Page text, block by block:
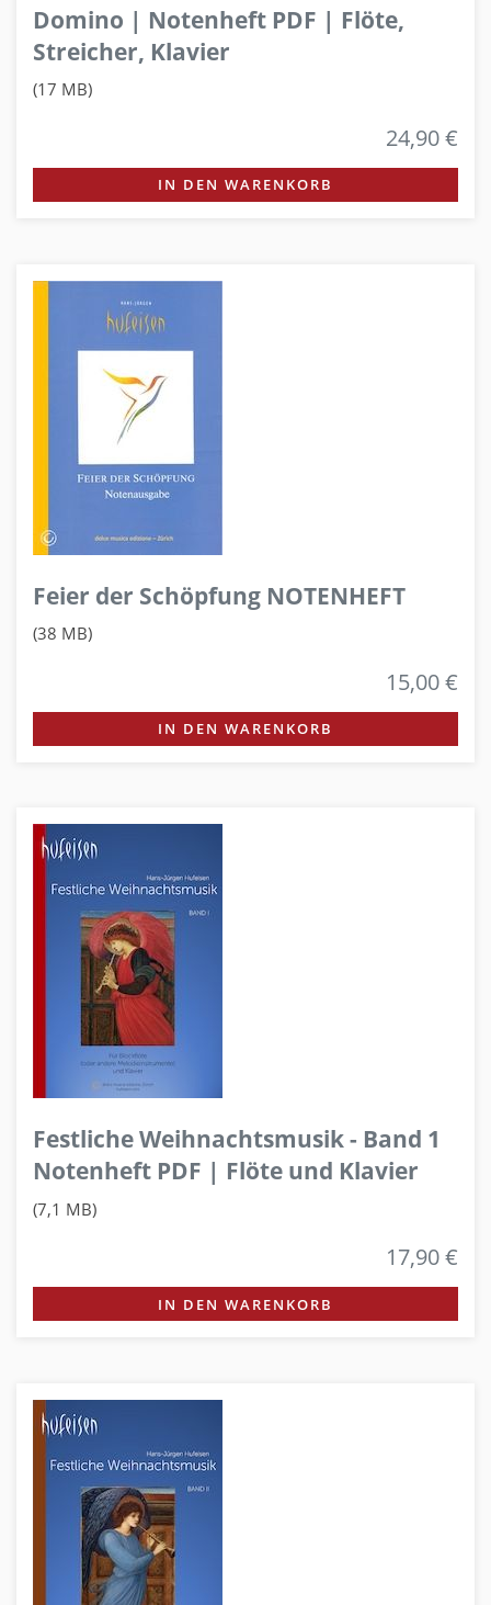
Domino | Notenheft PDF | Flöte,
Streicher, Klavier
(17 MB)
24,90 €
IN DEN WARENKORB
Feier der Schöpfung NOTENHEFT
(38 MB)
15,00 €
IN DEN WARENKORB
Festliche Weihnachtsmusik - Band 1
Notenheft PDF | Flöte und Klavier
(7,1 MB)
17,90 €
IN DEN WARENKORB